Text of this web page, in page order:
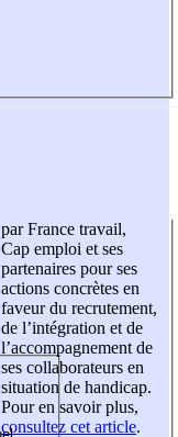
par France travail,
Cap emploi et ses
partenaires pour ses
actions concrètes en
faveur du recrutement,
de l’intégration et de
l’accompagnement de
ses collaborateurs en
situation de handicap.
Pour en savoir plus,
consultez cet article.